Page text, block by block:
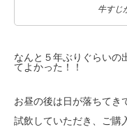
牛すじ
なんと５年ぶりぐらいの
てよかった！！
お昼の後は日が落ちてき
試飲していただき、ご購